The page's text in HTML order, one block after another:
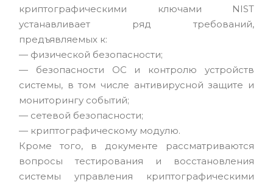
криптографическими ключами NIST
устанавливает ряд требований,
предъявляемых к:
— физической безопасности;
— безопасности ОС и контролю устройств
системы, в том числе антивирусной защите и
мониторингу событий;
— сетевой безопасности;
— криптографическому модулю.
Кроме того, в документе рассматриваются
вопросы тестирования и восстановления
системы управления криптографическими